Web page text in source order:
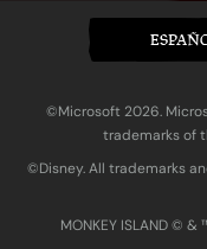
©Microsoft 2026.
trademarks of
©Disney. All trademarks
MONKEY ISLAND ©